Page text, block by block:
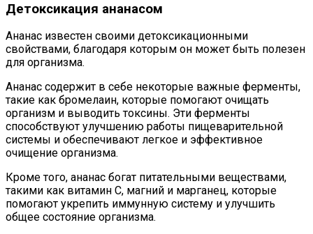
Детоксикация ананасом
Ананас известен своими детоксикационными
свойствами, благодаря которым он может быть полезен
для организма.
Ананас содержит в себе некоторые важные ферменты,
такие как бромелаин, которые помогают очищать
организм и выводить токсины. Эти ферменты
способствуют улучшению работы пищеварительной
системы и обеспечивают легкое и эффективное
очищение организма.
Кроме того, ананас богат питательными веществами,
такими как витамин С, магний и марганец, которые
помогают укрепить иммунную систему и улучшить
общее состояние организма.